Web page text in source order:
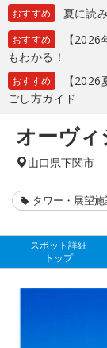
おすすめ 夏に読
おすすめ
【
もわかる！
おすすめ
【
ごし方ガイド
オーヴ
山口県下関市
タワー・展望
スポット詳細
トップ